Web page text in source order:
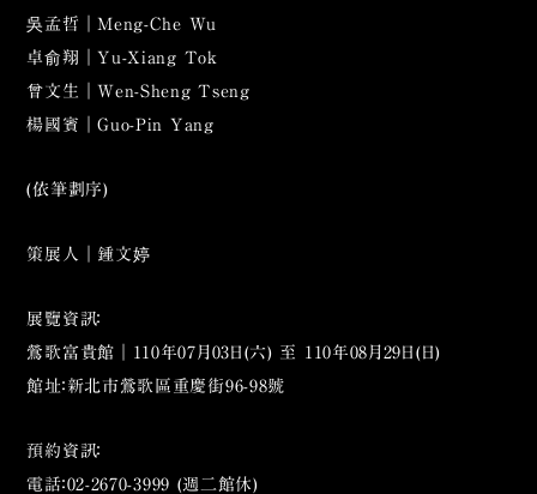
吳孟哲｜Meng-Che Wu
卓俞翔｜Yu-Xiang Tok
曾文生｜Wen-Sheng Tseng
楊國賓｜Guo-Pin Yang
(依筆劃序)
策展人｜鍾文婷
展覽資訊：
鶯歌富貴館｜110年07月03日(六) 至 110年08月29日(日)
館址：新北市鶯歌區重慶街96-98號
預約資訊：
電話：02-2670-3999 (週二館休)